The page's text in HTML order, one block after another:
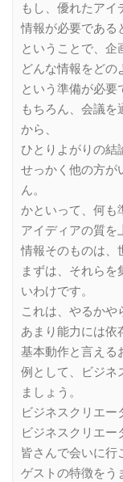
もし、優れたアイ
情報が必要である
ということで、企
どんな情報をどの
という準備が必要
もちろん、会議
から、
ひとりよがりの結
せっかく他の方が
ん。
かといって、何も
アイディアの質を
情報そのものは、
まずは、それら
いわけです。
これは、やるかや
あまり能力には依
基本動作と言える
例として、ビジネ
ましょう。
ビジネスクリエー
ビジネスクリエー
皆さんで会いに行
ゲストの特徴をう